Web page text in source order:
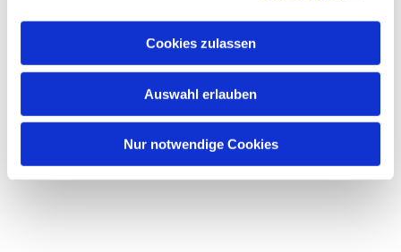
Cookies zulassen
Auswahl erlauben
Nur notwendige Cookies